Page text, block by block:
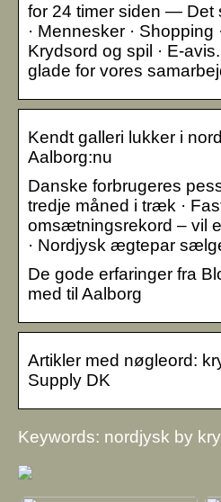
for 24 timer siden — Det
· Mennesker · Shopping
Krydsord og spil · E-
glade for vores
Kendt galleri lukker i
Aalborg:nu
Danske forbrugeres
tredje måned i træk ·
omsætningsrekord – vil
· Nordjysk ægtepar
De gode erfaringer fra
med til Aalborg
Artikler med nøgleord:
Supply DK
Keywords: nordjysk by